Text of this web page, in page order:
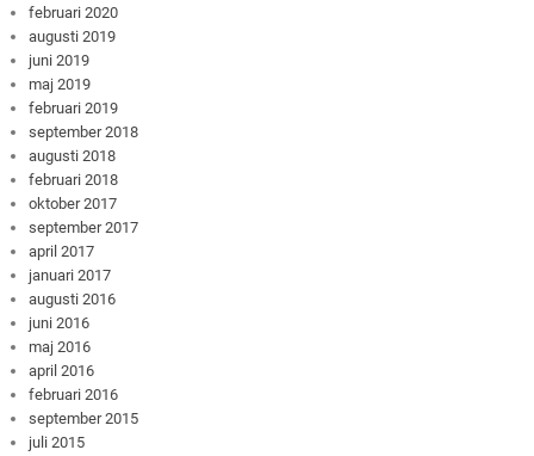
februari 2020
augusti 2019
juni 2019
maj 2019
februari 2019
september 2018
augusti 2018
februari 2018
oktober 2017
september 2017
april 2017
januari 2017
augusti 2016
juni 2016
maj 2016
april 2016
februari 2016
september 2015
juli 2015